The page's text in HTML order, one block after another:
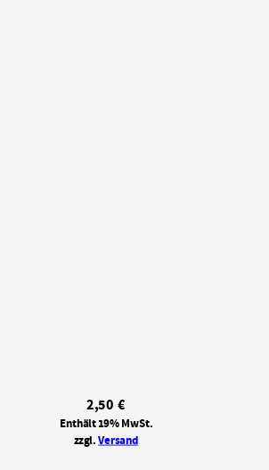
2,50€
Enthält 19% MwSt.
zzgl.Versand